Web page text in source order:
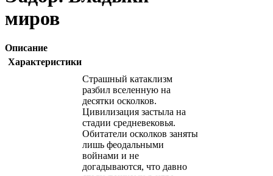
миров
Описание
Характеристики
Страшный катаклизм
разбил вселенную на
десятки осколков.
Цивилизация застыла на
стадии средневековья.
Обитатели осколков заняты
лишь феодальными
войнами и не
догадываются, что давно